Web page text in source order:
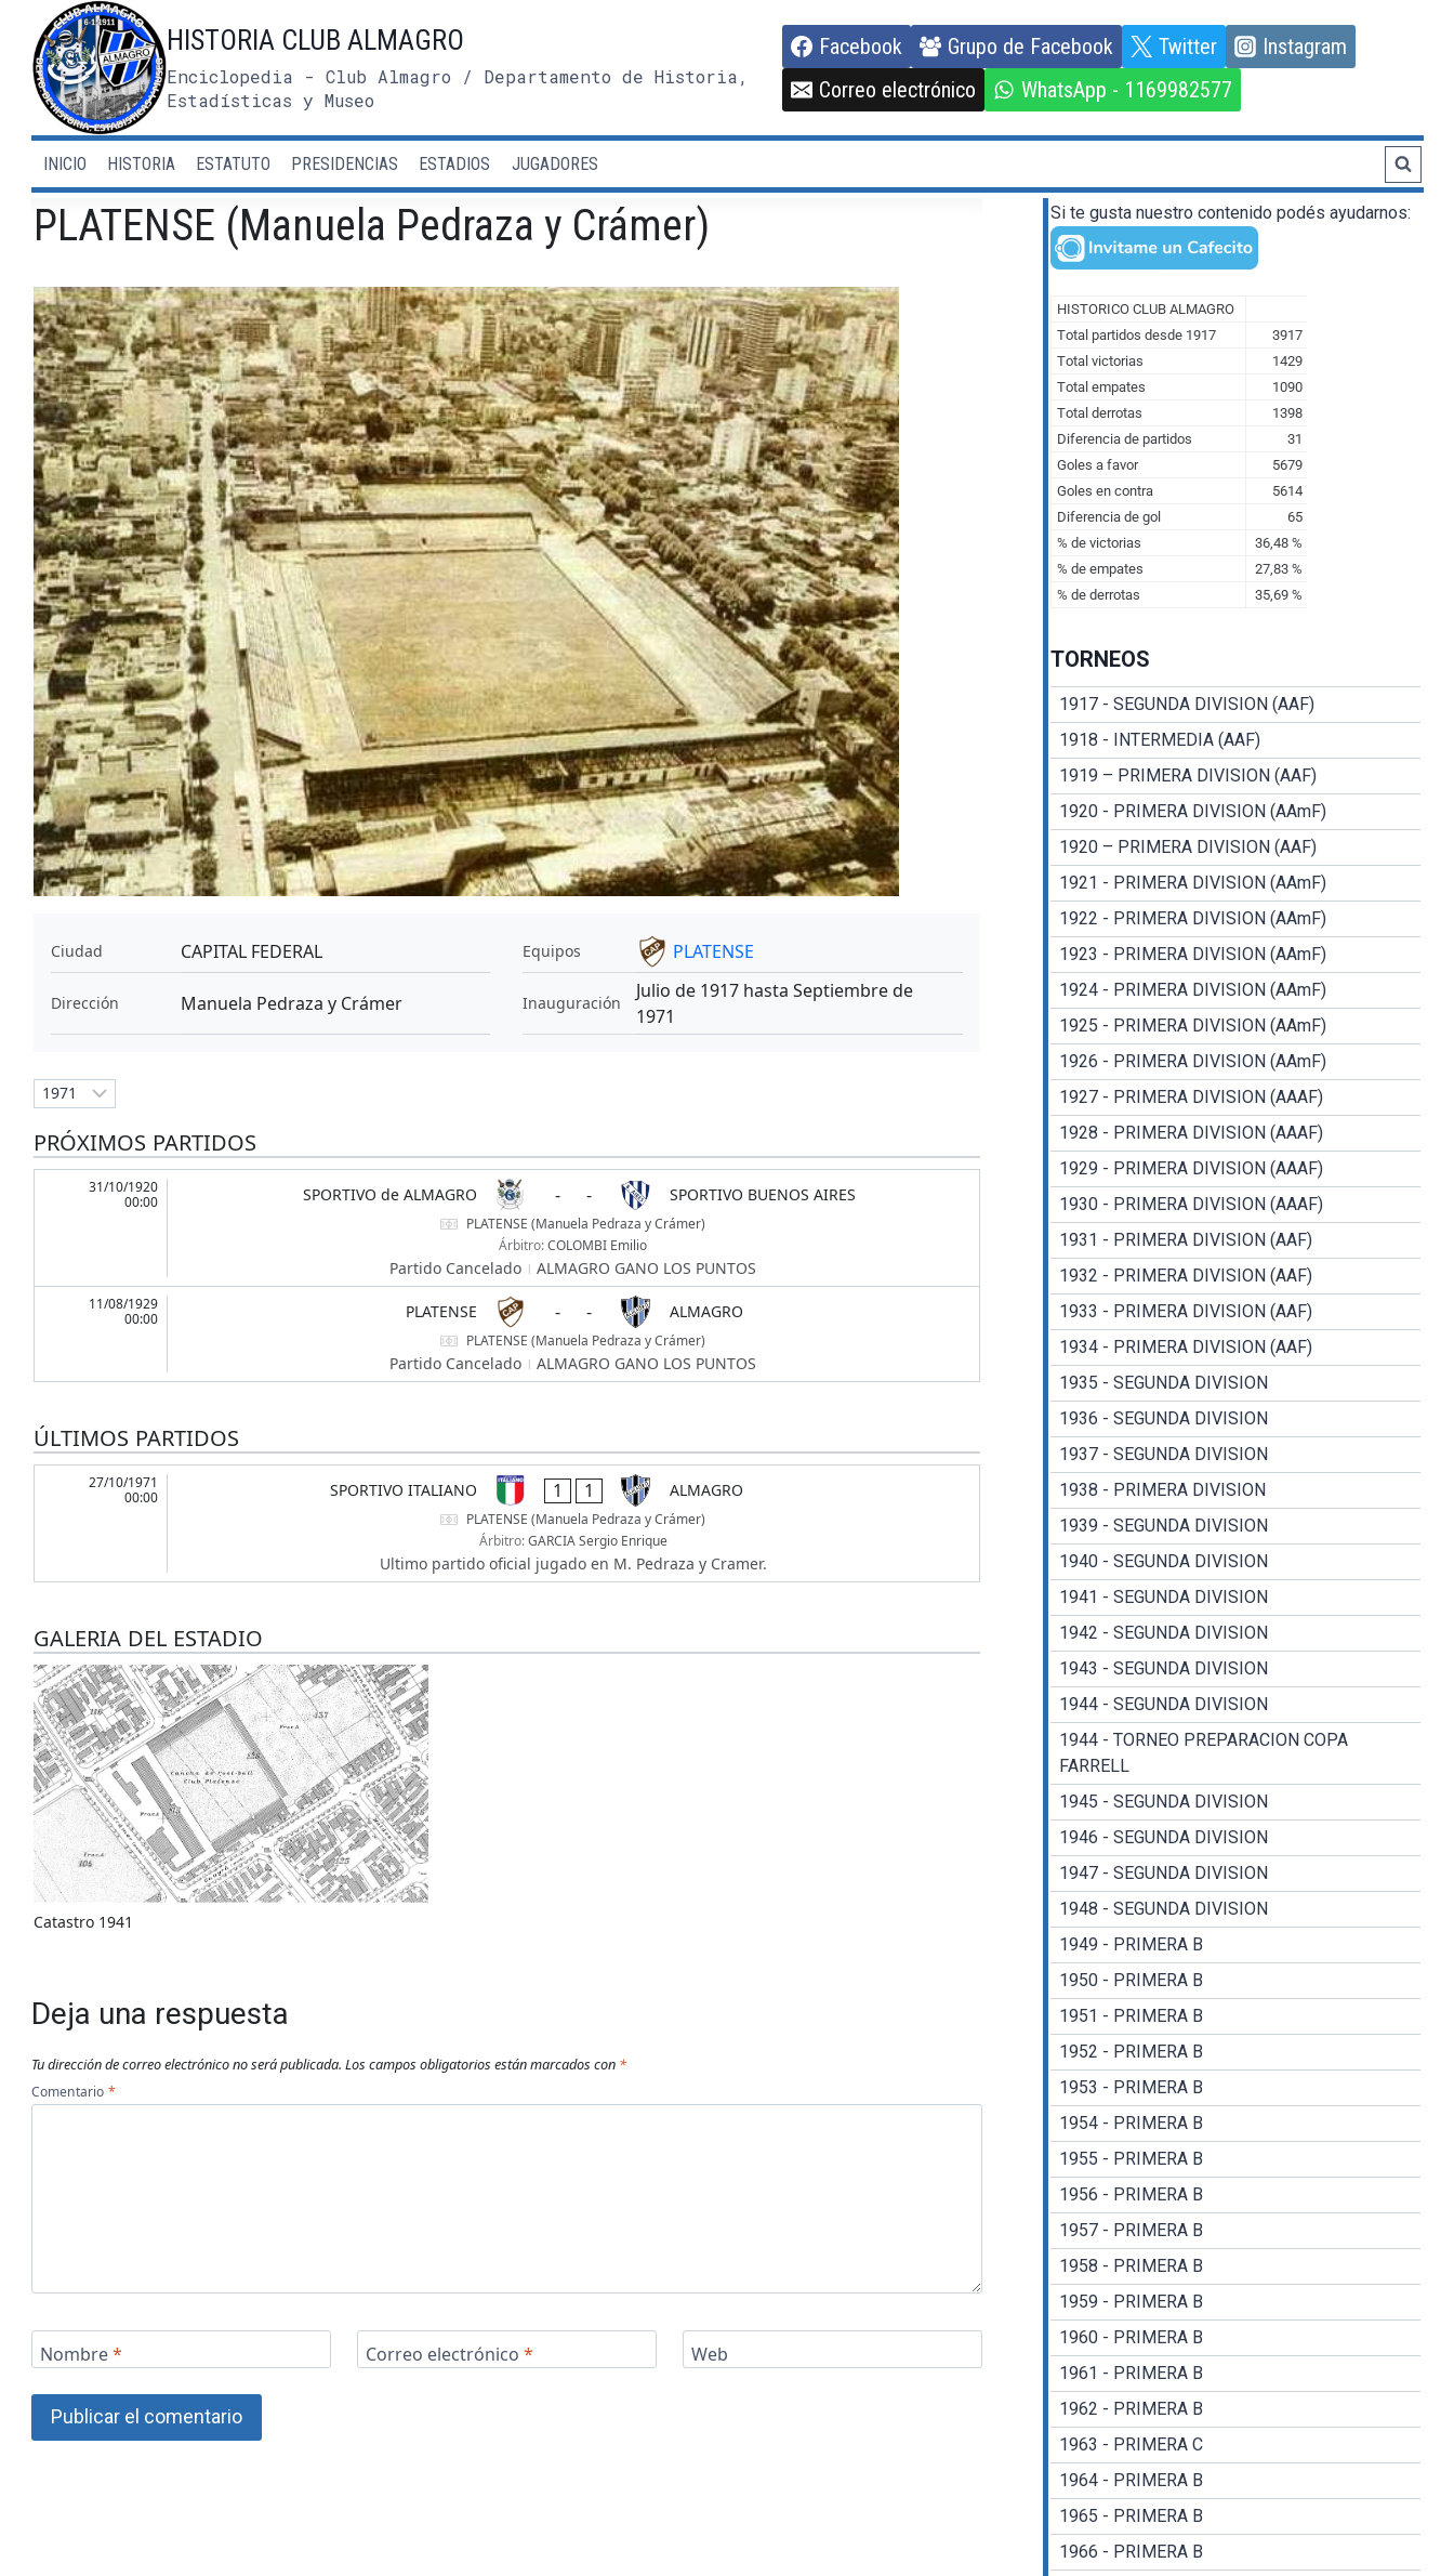
contenido
HISTORIA CLUB ALMAGRO
Enciclopedia - Club Almagro / Departamento de Historia,
Estadísticas y Museo
Facebook Grupo de Facebook Twitter
Instagram
Correo electrónico
WhatsApp - 1169982577
INICIO HISTORIA ESTATUTO PRESIDENCIAS ESTADIOS JUGADORES
PLATENSE (Manuela Pedraza y Crámer)
Ciudad CAPITAL FEDERAL Equipos PLATENSE
Dirección Manuela Pedraza y Crámer Inauguración
Julio de 1917 hasta Septiembre de
1971
PRÓXIMOS PARTIDOS
31/10/1920
00:00
SPORTIVO de ALMAGRO - - SPORTIVO BUENOS AIRES
PLATENSE (Manuela Pedraza y Crámer)
Árbitro:COLOMBI Emilio
Partido Cancelado ALMAGRO GANO LOS PUNTOS
11/08/1929
00:00
PLATENSE - - ALMAGRO
PLATENSE (Manuela Pedraza y Crámer)
Partido Cancelado ALMAGRO GANO LOS PUNTOS
ÚLTIMOS PARTIDOS
27/10/1971
00:00
SPORTIVO ITALIANO 1 1 ALMAGRO
PLATENSE (Manuela Pedraza y Crámer)
Árbitro:GARCIA Sergio Enrique
Ultimo partido oficial jugado en M. Pedraza y Cramer.
GALERIA DEL ESTADIO
Catastro 1941
Deja una respuesta
Tu dirección de correo electrónico no será publicada. Los campos obligatorios están marcados con *
Comentario *
Nombre* Correo electrónico * Web
Si te gusta nuestro contenido podés ayudarnos:
TORNEOS
1917 - SEGUNDA DIVISION (AAF)
1918 - INTERMEDIA (AAF)
1919 – PRIMERA DIVISION (AAF)
1920 - PRIMERA DIVISION (AAmF)
1920 – PRIMERA DIVISION (AAF)
1921 - PRIMERA DIVISION (AAmF)
1922 - PRIMERA DIVISION (AAmF)
1923 - PRIMERA DIVISION (AAmF)
1924 - PRIMERA DIVISION (AAmF)
1925 - PRIMERA DIVISION (AAmF)
1926 - PRIMERA DIVISION (AAmF)
1927 - PRIMERA DIVISION (AAAF)
1928 - PRIMERA DIVISION (AAAF)
1929 - PRIMERA DIVISION (AAAF)
1930 - PRIMERA DIVISION (AAAF)
1931 - PRIMERA DIVISION (AAF)
1932 - PRIMERA DIVISION (AAF)
1933 - PRIMERA DIVISION (AAF)
1934 - PRIMERA DIVISION (AAF)
1935 - SEGUNDA DIVISION
1936 - SEGUNDA DIVISION
1937 - SEGUNDA DIVISION
1938 - PRIMERA DIVISION
1939 - SEGUNDA DIVISION
1940 - SEGUNDA DIVISION
1941 - SEGUNDA DIVISION
1942 - SEGUNDA DIVISION
1943 - SEGUNDA DIVISION
1944 - SEGUNDA DIVISION
1944 - TORNEO PREPARACION COPA
FARRELL
1945 - SEGUNDA DIVISION
1946 - SEGUNDA DIVISION
1947 - SEGUNDA DIVISION
1948 - SEGUNDA DIVISION
1949 - PRIMERA B
1950 - PRIMERA B
1951 - PRIMERA B
1952 - PRIMERA B
1953 - PRIMERA B
1954 - PRIMERA B
1955 - PRIMERA B
1956 - PRIMERA B
1957 - PRIMERA B
1958 - PRIMERA B
1959 - PRIMERA B
1960 - PRIMERA B
1961 - PRIMERA B
1962 - PRIMERA B
1963 - PRIMERA C
1964 - PRIMERA B
1965 - PRIMERA B
1966 - PRIMERA B